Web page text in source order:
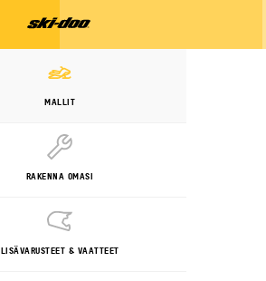
MALLIT
RAKENNA OMASI
LISÄVARUSTEET & VAATTEET